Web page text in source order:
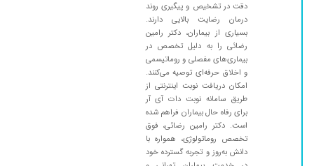
روماتیسم
بسیار با اخلاق هم دکتر هم پرسنل امیدوارم تمام
بیماران شفای عاجل بزودی الهی آمین
دو جلسه خدمت دکتر رفتم و دارو دادن برای
روماتیسم و الان خدارو شکر دردام کمتر شده ممنونم
از آقای دکتر خوش اخلاق با حوصله ومهربان
التهاب
خوب بود
دقت در تشخیص و پیگیری روند
درمان رضایت بالایی دارند.
بسیاری از بیماران، دکتر رامین
رضائی را به دلیل تخصص در
بیماری‌های مفصلی و روماتیسمی
و اخلاق حرفه‌ای توصیه می‌کنند.
امکان دریافت نوبت اینترنتی از
طریق سامانه نوبت دات آی آر
برای رفاه حال بیماران فراهم شده
است. دکتر رامین رضائی، فوق
تخصص روماتولوژی، همواره با
دانش به‌روز و تجربه گسترده خود